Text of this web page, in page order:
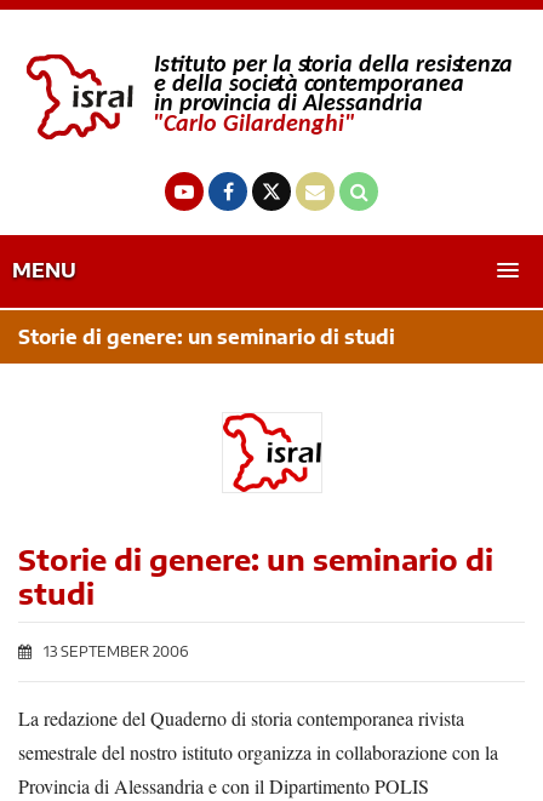
MENU
Storie di genere: un seminario di studi
Storie di genere: un seminario di
studi
13 SEPTEMBER 2006
La redazione del Quaderno di storia contemporanea rivista
semestrale del nostro istituto organizza in collaborazione con la
Provincia di Alessandria e con il Dipartimento POLIS